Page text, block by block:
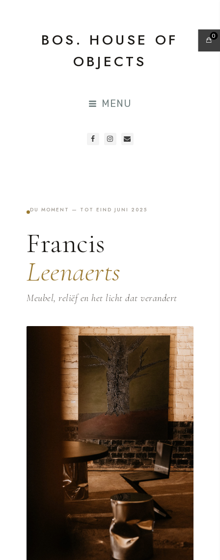
BOS. HOUSE OF
OBJECTS
MENU
DU MOMENT — TOT EIND JUNI 2025
Francis
Leenaerts
Meubel, reliëf en het licht dat verandert
0